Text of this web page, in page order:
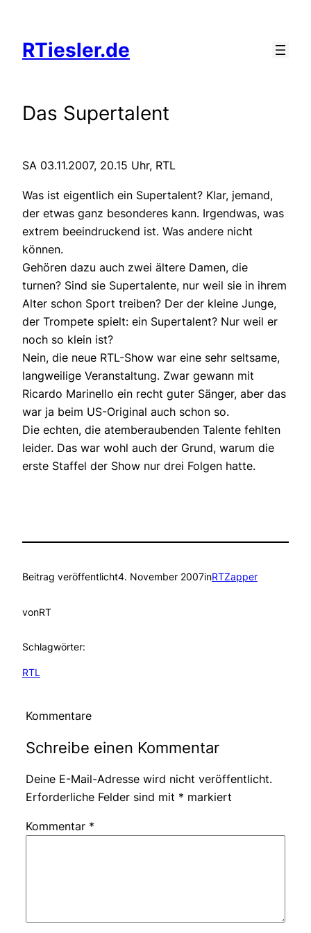
springen
RTiesler.de
Das Supertalent
SA 03.11.2007, 20.15 Uhr, RTL
Was ist eigentlich ein Supertalent? Klar, jemand,
der etwas ganz besonderes kann. Irgendwas, was
extrem beeindruckend ist. Was andere nicht
können.
Gehören dazu auch zwei ältere Damen, die
turnen? Sind sie Supertalente, nur weil sie in ihrem
Alter schon Sport treiben? Der der kleine Junge,
der Trompete spielt: ein Supertalent? Nur weil er
noch so klein ist?
Nein, die neue RTL-Show war eine sehr seltsame,
langweilige Veranstaltung. Zwar gewann mit
Ricardo Marinello ein recht guter Sänger, aber das
war ja beim US-Original auch schon so.
Die echten, die atemberaubenden Talente fehlten
leider. Das war wohl auch der Grund, warum die
erste Staffel der Show nur drei Folgen hatte.
Beitrag veröffentlicht4. November 2007inRTZapper
vonRT
Schlagwörter:
RTL
Kommentare
Schreibe einen Kommentar
Deine E-Mail-Adresse wird nicht veröffentlicht.
Erforderliche Felder sind mit * markiert
Kommentar *